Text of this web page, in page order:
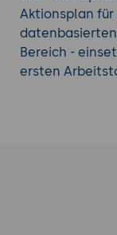
Aktionsplan
Bereich -
ersten